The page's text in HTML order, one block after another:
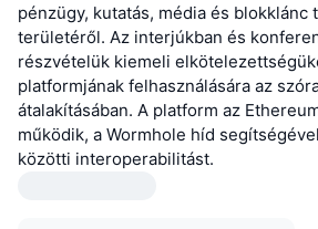
pénzügy, kutatás, média és blokklánc
területéről. Az interjúkban és
részvételük kiemeli
platformjának felhasználására az
átalakításában. A platform az
működik, a Wormhole híd
közötti interoperabilitást.